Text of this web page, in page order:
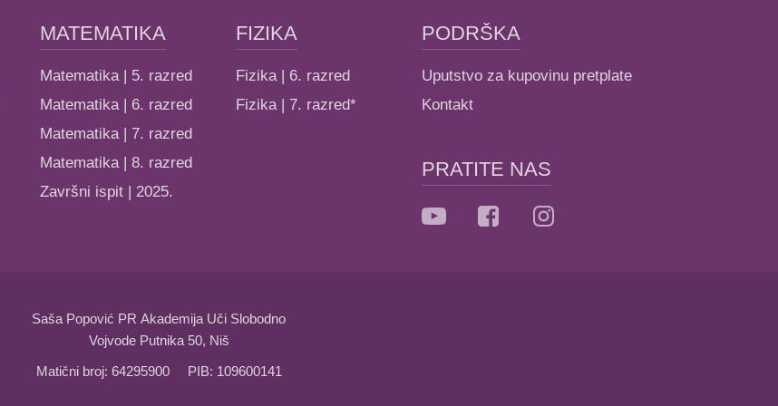
MATEMATIKA
Matematika | 5. razred
Matematika | 6. razred
Matematika | 7. razred
Matematika | 8. razred
Završni ispit | 2025.
FIZIKA
Fizika | 6. razred
Fizika | 7. razred*
PODRŠKA
Uputstvo za kupovinu pretplate
Kontakt
PRATITE NAS
Saša Popović PR Akademija Uči Slobodno
Vojvode Putnika 50, Niš
Matični broj: 64295900 PIB: 109600141